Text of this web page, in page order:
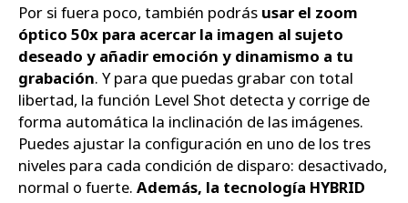
Por si fuera poco, también podrás usar el zoom
óptico 50x para acercar la imagen al sujeto
deseado y añadir emoción y dinamismo a tu
grabación. Y para que puedas grabar con total
libertad, la función Level Shot detecta y corrige de
forma automática la inclinación de las imágenes.
Puedes ajustar la configuración en uno de los tres
niveles para cada condición de disparo: desactivado,
normal o fuerte. Además, la tecnología HYBRID